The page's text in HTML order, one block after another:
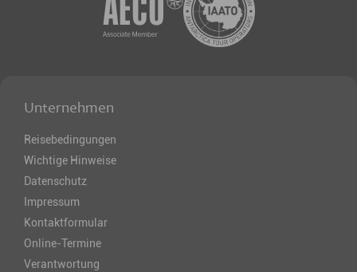
Unternehmen
Reisebedingungen
Wichtige Hinweise
Datenschutz
Impressum
Kontaktformular
Online-Termine
Verantwortung